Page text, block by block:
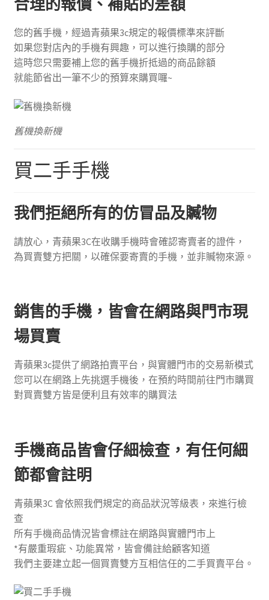
合理的報價、補貼的差額
您的舊手機，經過青蘋果3c規定的報價標準來評斷
如果您對店內的手機有興趣，可以進行換購的部分
這時您只需要補上您的舊手機折抵過的商品餘額
就能節省出一筆不少的預算來購買囉~
舊機換新機
買二手手機
我們拒絕所有的仿冒品及贓物
請放心，青蘋果3C在收購手機時會確認寄賣者的證件，
為買賣雙方把關，以確保要寄賣的手機，並非贓物來源。
銷售的手機，皆會在網路與門市現
場買賣
青蘋果3c提供了網路拍賣平台，與實體門市的交易新模式
您可以在網路上先挑選手機後，在預約時間前往門市購買
對買賣雙方皆是便利且有效率的購買法
手機商品皆會仔細檢查，有任何細
節都會註明
青蘋果3C 會依照我們規定的商品狀況等級表，來進行檢
查
所有手機商品情況皆會標註在網路與實體門市上
*有嚴重瑕疵、功能異常，皆會備註給顧客知道
我們主要建立起一個買賣雙方互相信任的二手買賣平台。